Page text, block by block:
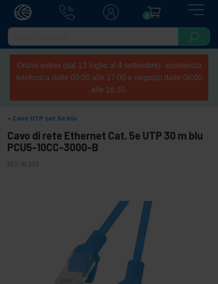
0
Orario estivo (dal 13 luglio al 4 settembre): assistenza
telefonica dalle 09:00 alle 17:00 e negozio dalle 08:00
alle 16:30.
Cavo UTP cat.5e blu
Cavo di rete Ethernet Cat. 5e UTP 30 m blu
PCU5-10CC-3000-B
REF: RL233